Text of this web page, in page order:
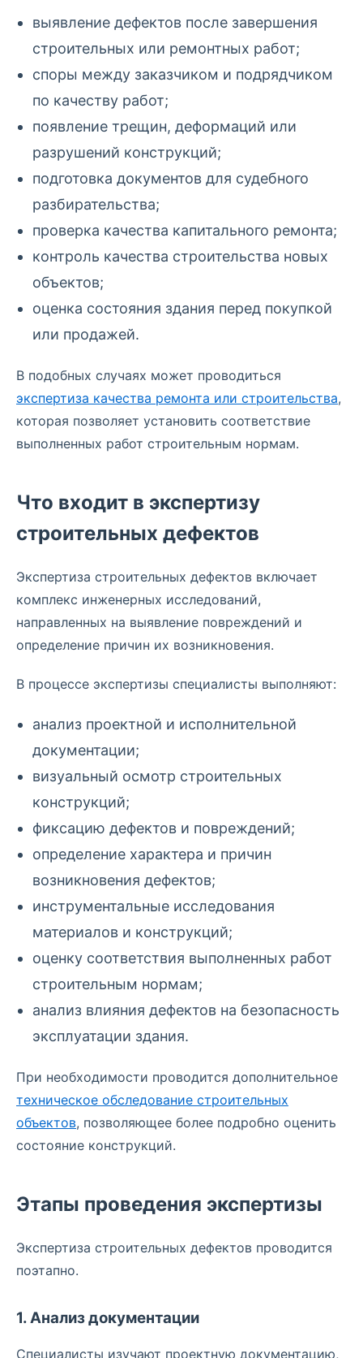
выявление дефектов после завершения
строительных или ремонтных работ;
споры между заказчиком и подрядчиком
по качеству работ;
появление трещин, деформаций или
разрушений конструкций;
подготовка документов для судебного
разбирательства;
проверка качества капитального ремонта;
контроль качества строительства новых
объектов;
оценка состояния здания перед покупкой
или продажей.
В подобных случаях может проводиться
экспертиза качества ремонта или строительства,
которая позволяет установить соответствие
выполненных работ строительным нормам.
Что входит в экспертизу
строительных дефектов
Экспертиза строительных дефектов включает
комплекс инженерных исследований,
направленных на выявление повреждений и
определение причин их возникновения.
В процессе экспертизы специалисты выполняют:
анализ проектной и исполнительной
документации;
визуальный осмотр строительных
конструкций;
фиксацию дефектов и повреждений;
определение характера и причин
возникновения дефектов;
инструментальные исследования
материалов и конструкций;
оценку соответствия выполненных работ
строительным нормам;
анализ влияния дефектов на безопасность
эксплуатации здания.
При необходимости проводится дополнительное
техническое обследование строительных
объектов, позволяющее более подробно оценить
состояние конструкций.
Этапы проведения экспертизы
Экспертиза строительных дефектов проводится
поэтапно.
1. Анализ документации
Специалисты изучают проектную документацию,